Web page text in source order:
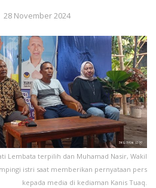
28 November 2024
Lembata terpilih dan Muhamad Nasir, Wakil
istri saat memberikan pernyataan pers
kepada media di kediaman Kanis Tuaq.